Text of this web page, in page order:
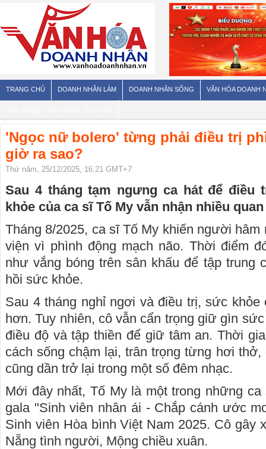
TRANG CHỦ DOANH NHÂN LÀM DOANH NHÂN SỐNG VĂN HÓA DOANH
'Ngọc nữ bolero' từng phải điều trị
giờ ra sao?
Thứ năm, 25/12/2025, 16:21 GMT+7
Sau 4 tháng tạm ngưng ca hát để điều
khỏe của ca sĩ Tố My vẫn nhận nhiều
Tháng 8/2025, ca sĩ Tố My khiến người hâm
viện vì phình động mạch não. Thời điểm
như vắng bóng trên sân khấu để tập trung
hồi sức khỏe.
Sau 4 tháng nghỉ ngơi và điều trị, sức
hơn. Tuy nhiên, cô vẫn cẩn trọng giữ gìn
điều độ và tập thiền để giữ tâm an. Thời
cách sống chậm lại, trân trọng từng hơi
cũng dần trở lại trong một số đêm nhạc.
Mới đây nhất, Tố My là một trong những
gala "Sinh viên nhân ái - Chắp cánh ước
Sinh viên Hòa bình Việt Nam 2025. Cô gây
Nẵng tình người, Mộng chiều xuân.